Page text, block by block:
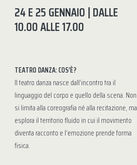
24 E 25 GENNAIO | DALLE
10.00 ALLE 17.00
TEATRO DANZA: COS’È?
Il teatro danza nasce dall’incontro tra il
linguaggio del corpo e quello della scena. Non
si limita alla coreografia né alla recitazione, ma
esplora il territorio fluido in cui il movimento
diventa racconto e l’emozione prende forma
fisica.